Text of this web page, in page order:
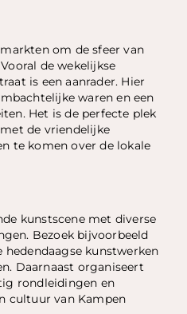
om de sfeer van
de wekelijkse
is een aanrader. Hier
waren en een
Het is de perfecte plek
de vriendelijke
te komen over de lokale
kunstscene met diverse
Bezoek bijvoorbeeld
hedendaagse kunstwerken
Daarnaast organiseert
rondleidingen en
cultuur van Kampen